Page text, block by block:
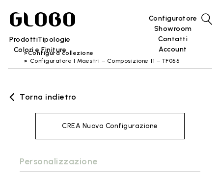
ProdottiTipologie
Colori e Finiture
Configuratore
Showroom
Contatti
Account
Configura collezione
Configuratore I Maestri – Composizione 11 – TF055
Torna indietro
CREA Nuova Configurazione
Personalizzazione